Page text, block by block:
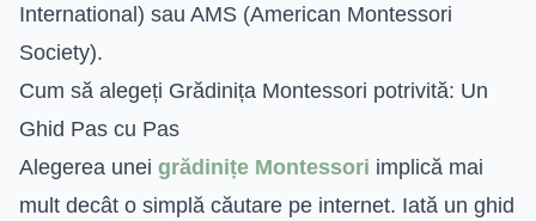
International) sau AMS (American Montessori
Society).
Cum să alegeți Grădinița Montessori potrivită: Un
Ghid Pas cu Pas
Alegerea unei grădinițe Montessori implică mai
mult decât o simplă căutare pe internet. Iată un ghid